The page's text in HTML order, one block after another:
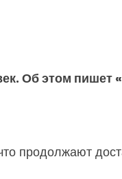
Об этом пишет
продолжают